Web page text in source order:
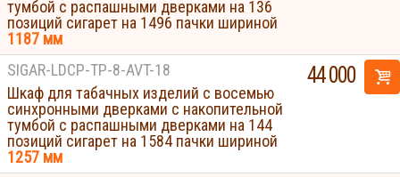
тумбой с распашными дверками на 136
позиций сигарет на 1496 пачки шириной
1187 мм
SIGAR-LDCP-TP-8-AVT-18
Шкаф для табачных изделий с восемью
синхронными дверками с накопительной
тумбой с распашными дверками на 144
позиций сигарет на 1584 пачки шириной
1257 мм
44 000